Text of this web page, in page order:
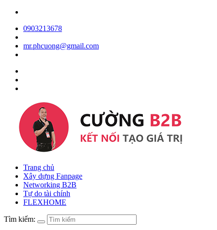
0903213678
mr.phcuong@gmail.com
Trang chủ
Xây dựng Fanpage
Networking B2B
Tự do tài chính
FLEXHOME
Tìm kiếm: